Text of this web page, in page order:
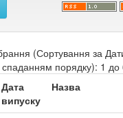
(Сортування за
спаданням порядку): 1 до
Дата
випуску
Назва